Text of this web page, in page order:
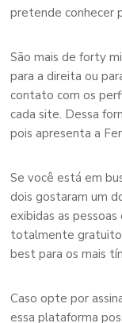
pretende conhecer
São mais de forty
para a direita ou
contato com os
cada site. Dessa
pois apresenta a
Se você está em
dois gostaram um
exibidas as
totalmente gratuito.
best para os mais
Caso opte por
essa plataforma